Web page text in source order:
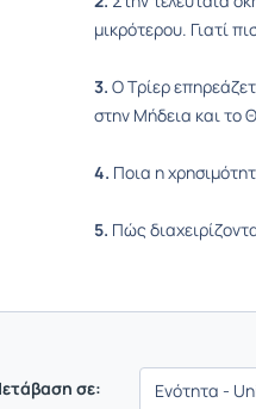
μικρότερου. Γιατί
3. Ο Τρίερ
στην Μήδεια και το
4. Ποια η
5. Πώς
σε: